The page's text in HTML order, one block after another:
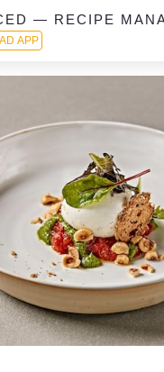
— RECIPE
APP